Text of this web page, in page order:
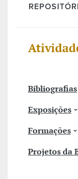
Bibliografias
Exposições
Formações
Projetos da